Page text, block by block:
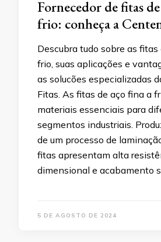
Fornecedor de fitas
frio: conheça a
Descubra tudo sobre as
frio, suas aplicações e
as solucões especializadas
Fitas. As fitas de aço fina a
materiais essenciais para
segmentos industriais.
de um processo de
fitas apresentam alta
dimensional e acabamento
5 DE AGOSTO DE 2024